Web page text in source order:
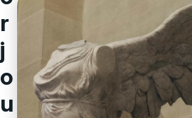
r
j
o
u